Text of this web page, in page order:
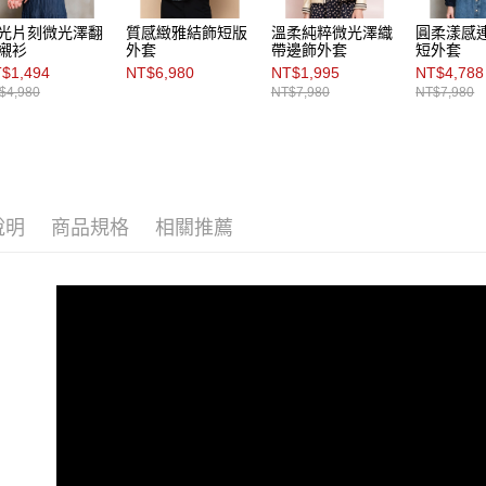
片刻微光澤翻
衫
質感緻雅結飾短版
外套
NT$6,980
溫柔純粹微光澤織
帶邊飾外套
NT$1,995
NT$7,980
圓柔漾感
短外套
NT$4,788
NT$7,980
明 商品規格 相關推薦